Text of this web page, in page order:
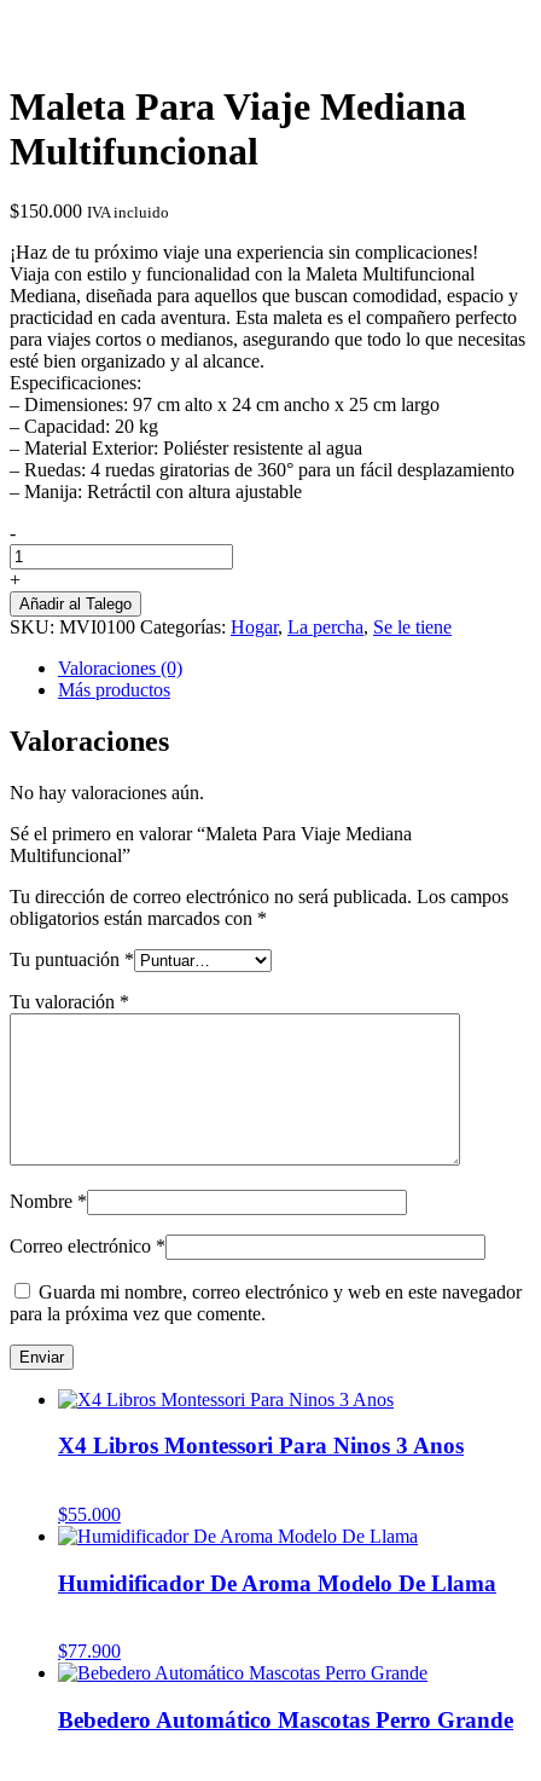
Maleta Para Viaje Mediana
Multifuncional
$150.000 IVA incluido
¡Haz de tu próximo viaje una experiencia sin complicaciones!
Viaja con estilo y funcionalidad con la Maleta Multifuncional
Mediana, diseñada para aquellos que buscan comodidad, espacio y
practicidad en cada aventura. Esta maleta es el compañero perfecto
para viajes cortos o medianos, asegurando que todo lo que necesitas
esté bien organizado y al alcance.
Especificaciones:
– Dimensiones: 97 cm alto x 24 cm ancho x 25 cm largo
– Capacidad: 20 kg
– Material Exterior: Poliéster resistente al agua
– Ruedas: 4 ruedas giratorias de 360° para un fácil desplazamiento
– Manija: Retráctil con altura ajustable
-
Maleta
Para
Viaje
Mediana
Multifuncional
cantidad
+
Añadir al Talego
SKU: MVI0100 Categorías: Hogar, La percha, Se le tiene
Valoraciones (0)
Más productos
Valoraciones
No hay valoraciones aún.
Sé el primero en valorar “Maleta Para Viaje Mediana
Multifuncional”
Tu dirección de correo electrónico no será publicada. Los campos
obligatorios están marcados con *
Tu puntuación *
Tu valoración *
Nombre *
Correo electrónico *
Guarda mi nombre, correo electrónico y web en este navegador
para la próxima vez que comente.
X4 Libros Montessori Para Ninos 3 Anos
$55.000
Humidificador De Aroma Modelo De Llama
$77.900
Bebedero Automático Mascotas Perro Grande